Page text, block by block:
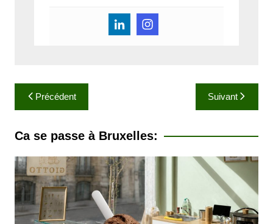
a
v
g
a
t
Précédent Suivant
Ca se passe à Bruxelles: